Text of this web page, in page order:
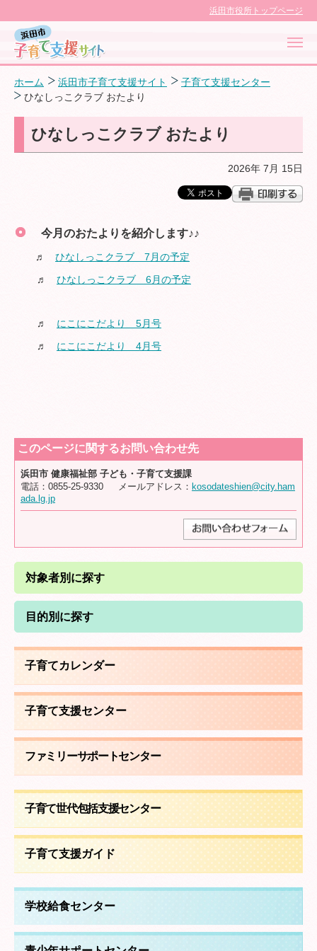
浜田市役所トップページ
浜田市子育て応援サイト
子育て支援ガイド
学校給食センター
青少年サポートセンター
ホーム 浜田市子育て支援サイト
子育て支援センター
ひなしっこクラブ おたより
ひなしっこクラブ おたより
2026年 7月 15日
今月のおたよりを紹介します♪♪
♬ ひなしっこクラブ 7月の予定
♬ ひなしっこクラブ 6月の予定
♬ にこにこだより 5月号
♬ にこにこだより 4月号
このページに関するお問い合わせ先
浜田市 健康福祉部 子ども・子育て支援課
電話：0855-25-9330 メールアドレス： kosodateshien@city.ham
ada.lg.jp
対象者別に探す
目的別に探す
子育てカレンダー
子育て支援センター
ファミリーサポートセンター
子育て世代包括支援センター
子育て支援ガイド
学校給食センター